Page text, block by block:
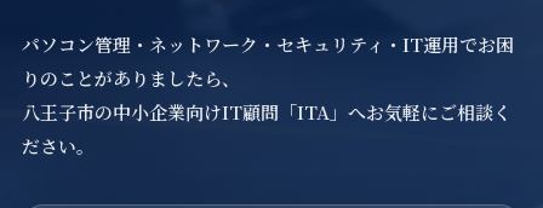
パソコン管理・ネットワーク・セキュリティ・IT運用でお困
りのことがありましたら、
八王子市の中小企業向けIT顧問「ITA」へお気軽にご相談く
ださい。